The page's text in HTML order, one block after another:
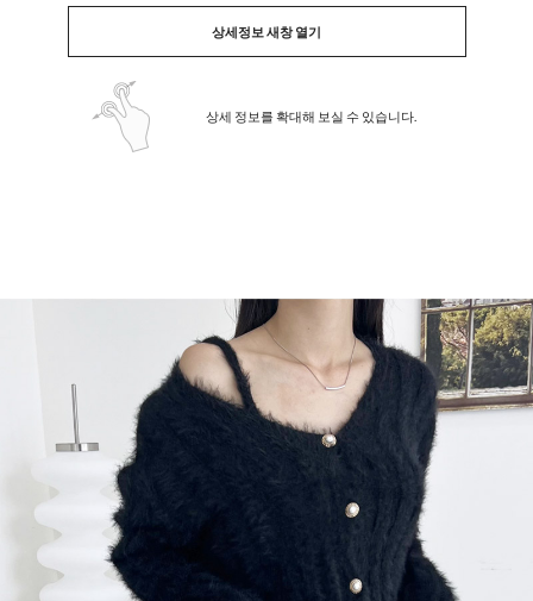
상세정보 새창 열기
상세 정보를 확대해 보실 수 있습니다.